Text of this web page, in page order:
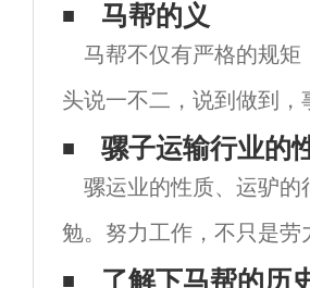
马帮的义
马帮不仅有严格的规
头说一不二，说到做到
付了一点定金，他们都
外，哪怕自己吃亏贴进
骡子运输行业的
骡运业的性质、运驴
勉。努力工作，不只是
复一年。应随时应对恶
了解下马帮的历